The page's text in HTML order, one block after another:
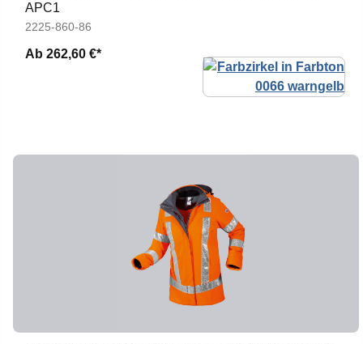
APC1
2225-860-86
Ab 262,60 €*